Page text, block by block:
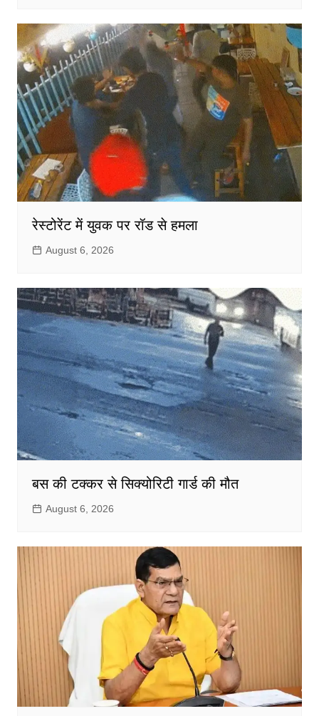
रेस्टोरेंट में युवक पर रॉड से हमला
August 6, 2026
बस की टक्कर से सिक्योरिटी गार्ड की मौत
August 6, 2026